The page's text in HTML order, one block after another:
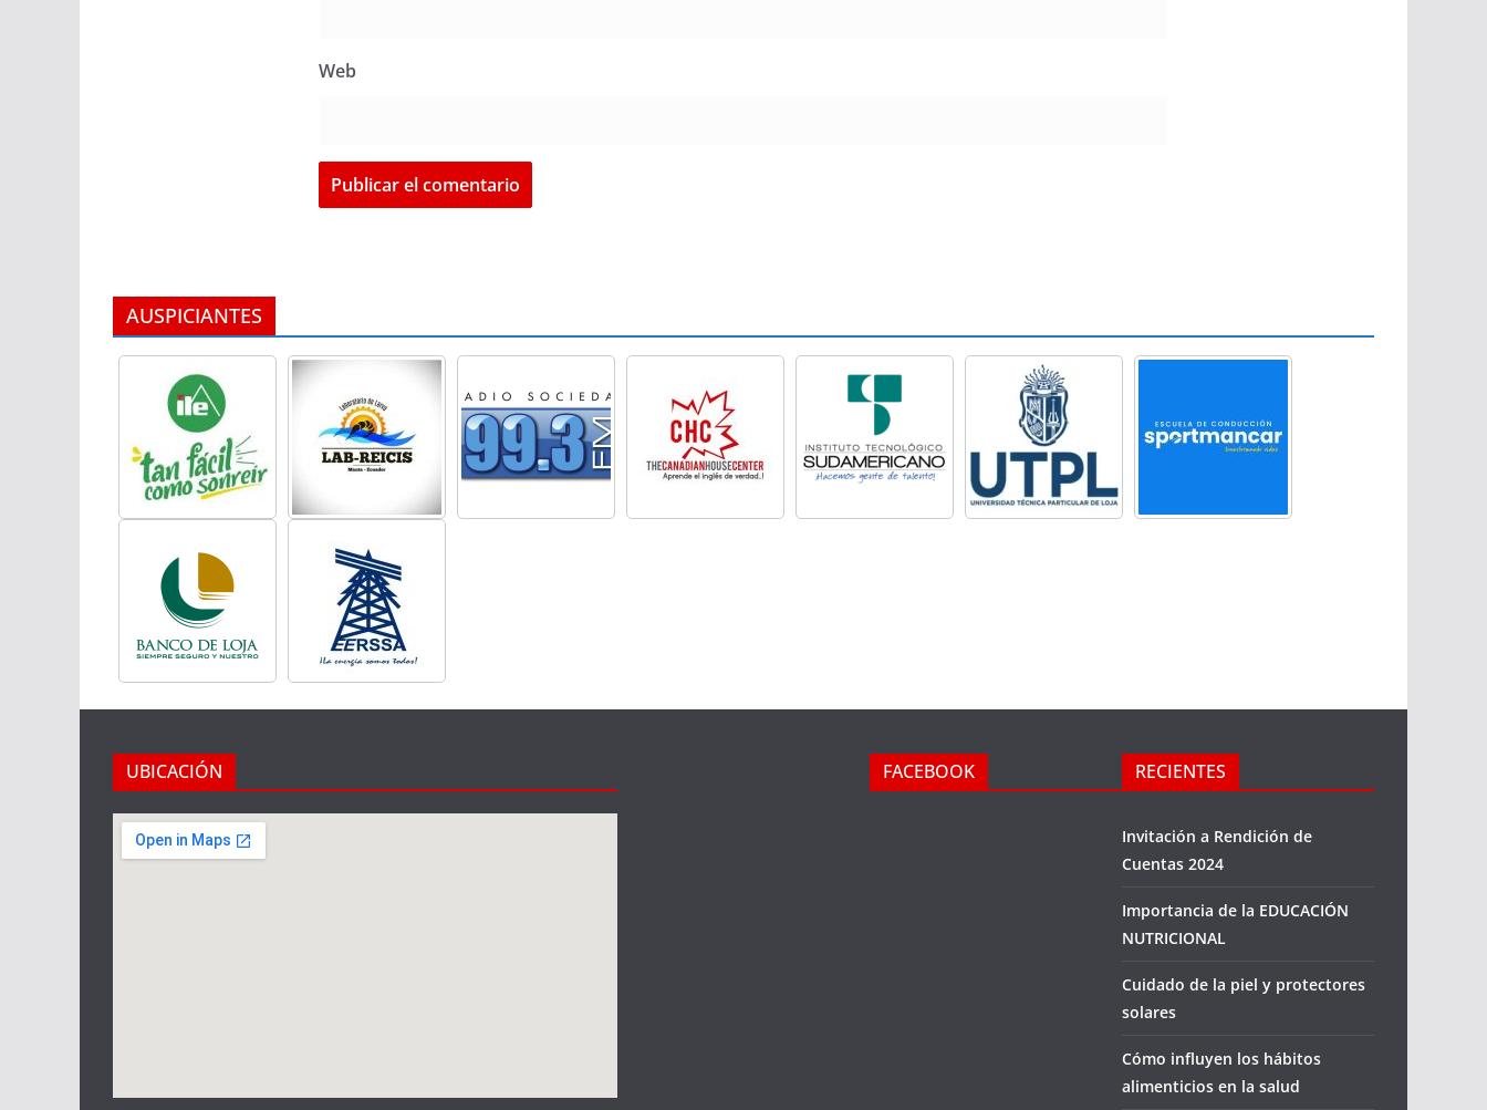
Web
AUSPICIANTES
UBICACIÓN FACEBOOK RECIENTES
Invitación a Rendición de
Cuentas 2024
Importancia de la EDUCACIÓN
NUTRICIONAL
Cuidado de la piel y protectores
solares
Cómo influyen los hábitos
alimenticios en la salud